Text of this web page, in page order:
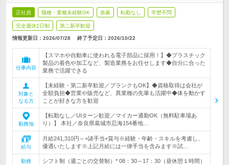
正社員 職種・業種未経験OK 急募 転勤なし 学歴不問
完全週休2日制 第二新卒歓迎
情報更新日：2026/07/28 終了予定日： 2026/10/22
仕事内容
【スマホや自動車に使われる電子部品に採用！】◆プラスチック
製品の着色や加工など、製造業務をお任せします◆自分に合った
業務で活躍できる
対象と
なる方
【未経験・第二新卒歓迎／ブランクもOK】◆資格取得は会社が
全額負担◆営業や販売など、異業種の先輩も活躍中◆体を動かす
ことが好きな方を歓迎
勤務地
【転勤なし／UIターン歓迎／マイカー通勤OK（無料駐車場あ
り）】 本社／奈良県葛城市忍海154番地…
給与
月給241,310円～+諸手当+賞与※経験・年齢・スキルを考慮し、
優遇いたします※上記月給には一律手当を含みます※試…
勤務
シフト制（週ごとの交替制）* 08：30～17：30（昼休憩１時間）